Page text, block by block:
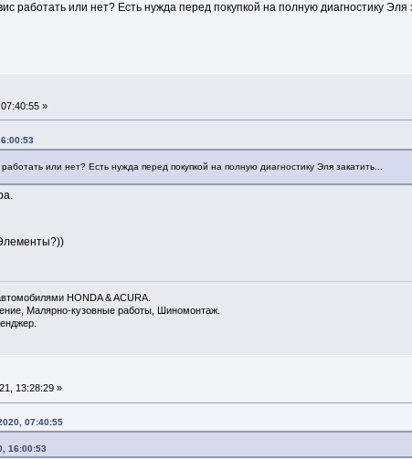
работать или нет? Есть нужда перед покупкой на полную диагностику Эля
»
или нет? Есть нужда перед покупкой на полную диагностику Эля закатить...
HONDA & ACURA.
Малярно-кузовные работы, Шиномонтаж.
13:28:29 »
07:40:55
16:00:53